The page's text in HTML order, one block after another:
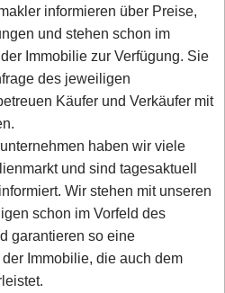
informieren über Preise,
und stehen schon im
Immobilie zur Verfügung. Sie
des jeweiligen
Käufer und Verkäufer mit
haben wir viele
und sind tagesaktuell
Wir stehen mit unseren
schon im Vorfeld des
garantieren so eine
Immobilie, die auch dem